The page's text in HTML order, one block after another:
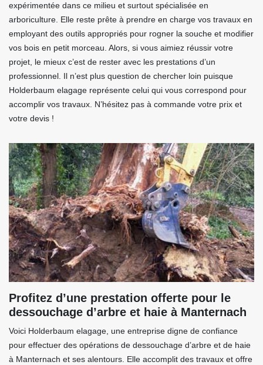
expérimentée dans ce milieu et surtout spécialisée en
arboriculture. Elle reste prête à prendre en charge vos travaux en
employant des outils appropriés pour rogner la souche et modifier
vos bois en petit morceau. Alors, si vous aimiez réussir votre
projet, le mieux c’est de rester avec les prestations d’un
professionnel. Il n’est plus question de chercher loin puisque
Holderbaum elagage représente celui qui vous correspond pour
accomplir vos travaux. N’hésitez pas à commande votre prix et
votre devis !
Profitez d’une prestation offerte pour le
dessouchage d’arbre et haie à Manternach
Voici Holderbaum elagage, une entreprise digne de confiance
pour effectuer des opérations de dessouchage d’arbre et de haie
à Manternach et ses alentours. Elle accomplit des travaux et offre